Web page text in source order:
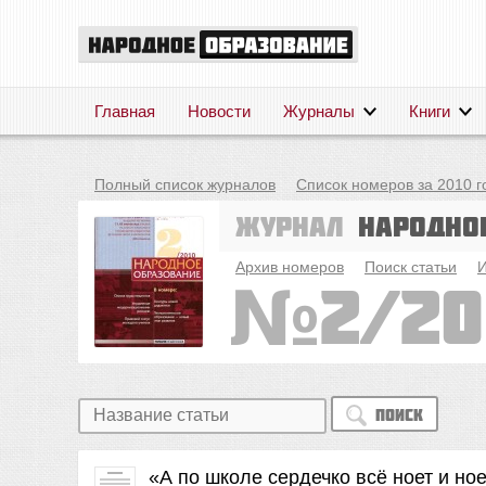
Главная Новости Журналы Книги
Полный список журналов Список номеров за 2010
Журнал
Архив номеров Поиск статьи
2/
Поиск
«А по школе сердечко всё ноет и